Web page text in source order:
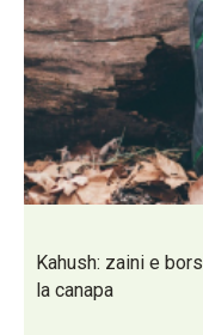
Kahush: zaini e
la canapa